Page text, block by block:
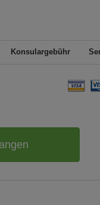
Konsulargebühr